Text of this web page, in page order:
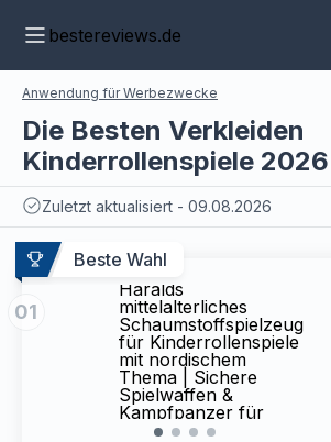
bestereviews.de
Anwendung für Werbezwecke
Die Besten Verkleiden
Kinderrollenspiele 2026
Zuletzt aktualisiert - 09.08.2026
Beste Wahl
01
Liontouch
Wikingerhelm | Chef
Haralds
mittelalterliches
Schaumstoffspielzeug
für Kinderrollenspiele
mit nordischem
Thema | Sichere
Spielwaffen &
Kampfpanzer für
Verkleidungen &